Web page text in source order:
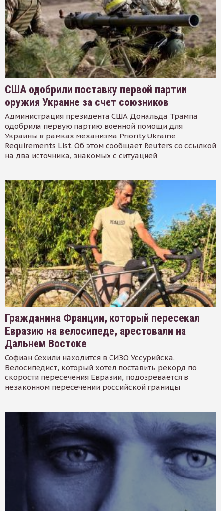
США одобрили поставку первой партии
оружия Украине за счет союзников
Администрация президента США Дональда Трампа
одобрила первую партию военной помощи для
Украины в рамках механизма Priority Ukraine
Requirements List. Об этом сообщает Reuters со ссылкой
на два источника, знакомых с ситуацией
Гражданина Франции, который пересекал
Евразию на велосипеде, арестовали на
Дальнем Востоке
Софиан Сехили находится в СИЗО Уссурийска.
Велосипедист, который хотел поставить рекорд по
скорости пересечения Евразии, подозревается в
незаконном пересечении российской границы